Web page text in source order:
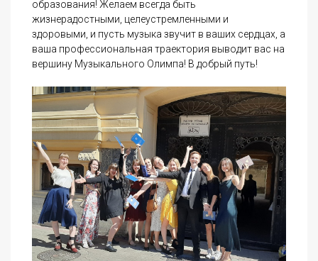
образования! Желаем всегда быть
жизнерадостными, целеустремленными и
здоровыми, и пусть музыка звучит в ваших сердцах, а
ваша профессиональная траектория выводит вас на
вершину Музыкального Олимпа! В добрый путь!